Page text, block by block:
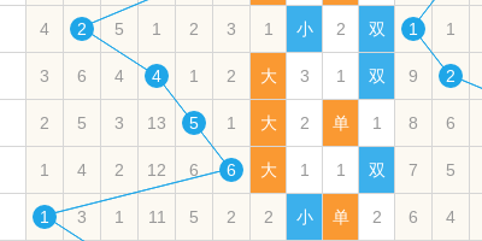
4 2 5 1 2 3 1 小 2 双 1 1
3 6 4 4 1 2 大 3 1 双 9 2
2 5 3 13 5 1 大 2 单 1 8 6
1 4 2 12 6 6 大 1 1 双 7 5
1 3 1 11 5 2 2 小 单 2 6 4